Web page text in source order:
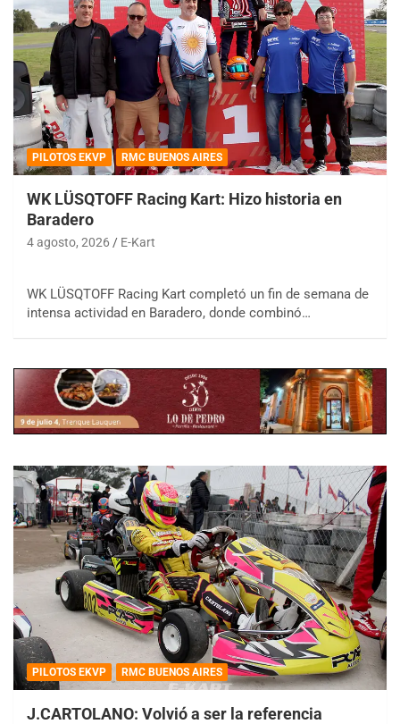
PILOTOS EKVP RMC BUENOS AIRES
WK LÜSQTOFF Racing Kart: Hizo historia en
Baradero
4 agosto, 2026 E-Kart
WK LÜSQTOFF Racing Kart completó un fin de semana de
intensa actividad en Baradero, donde combinó…
PILOTOS EKVP RMC BUENOS AIRES
J.CARTOLANO: Volvió a ser la referencia